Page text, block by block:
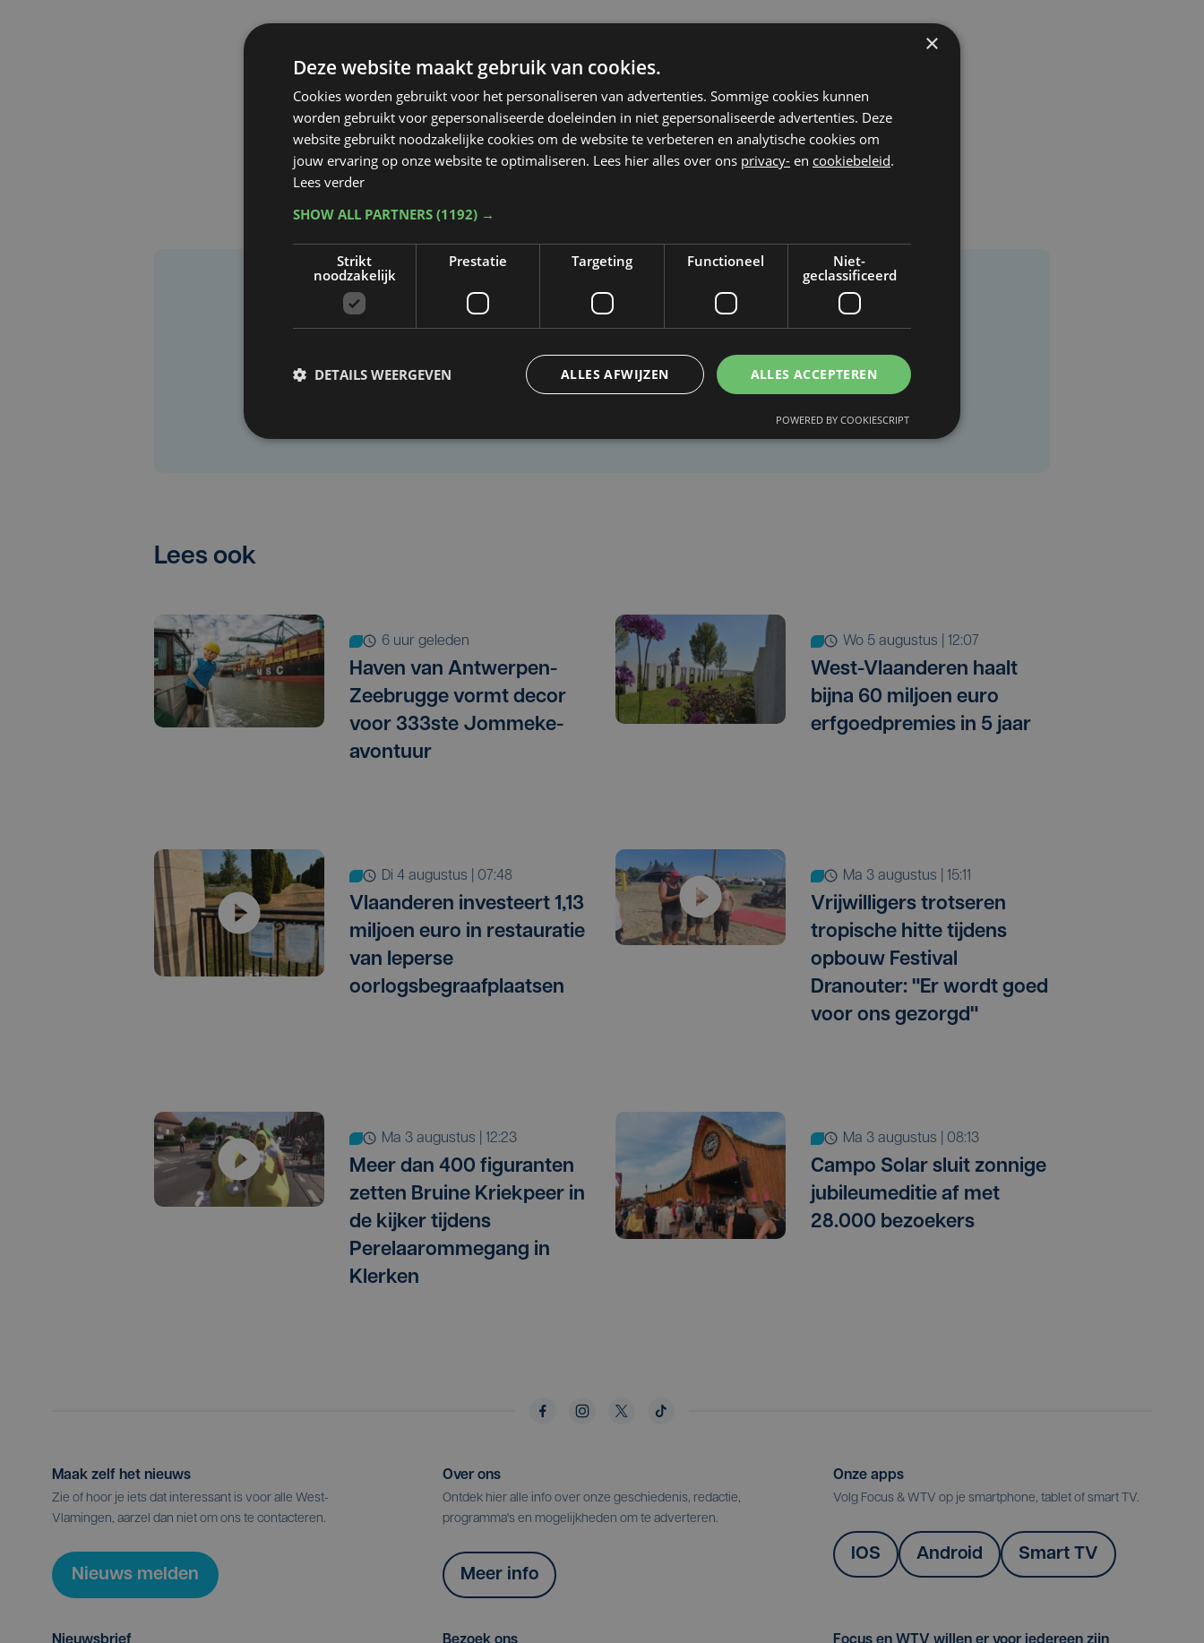
Taalfout opgemerkt?
Laat het ons weten
Lees ook
6 uur geleden
Haven van Antwerpen-
Zeebrugge vormt decor
voor 333ste Jommeke-
avontuur
wo 5 augustus | 12:07
West-Vlaanderen haalt
bijna 60 miljoen euro
erfgoedpremies in 5 jaar
di 4 augustus | 07:48
Vlaanderen investeert 1,13
miljoen euro in restauratie
van Ieperse
oorlogsbegraafplaatsen
ma 3 augustus | 15:11
Vrijwilligers trotseren
tropische hitte tijdens
opbouw Festival
Dranouter: "Er wordt goed
voor ons gezorgd"
ma 3 augustus | 12:23
Meer dan 400 figuranten
zetten Bruine Kriekpeer in
de kijker tijdens
Perelaarommegang in
Klerken
ma 3 augustus | 08:13
Campo Solar sluit zonnige
jubileumeditie af met
28.000 bezoekers
Maak zelf het nieuws
Zie of hoor je iets dat interessant is voor alle West-
Vlamingen, aarzel dan niet om ons te contacteren.
Nieuws melden
Over ons
Ontdek hier alle info over onze geschiedenis, redactie,
programma's en mogelijkheden om te adverteren.
Meer info
Onze apps
Volg Focus & WTV op je smartphone, tablet of smart TV.
IOS Android Smart TV
Nieuwsbrief Bezoek ons Focus en WTV willen er voor iedereen zijn
×
Deze website maakt gebruik van cookies.
Cookies worden gebruikt voor het personaliseren van advertenties. Sommige cookies kunnen
worden gebruikt voor gepersonaliseerde doeleinden in niet gepersonaliseerde advertenties. Deze
website gebruikt noodzakelijke cookies om de website te verbeteren en analytische cookies om
jouw ervaring op onze website te optimaliseren. Lees hier alles over ons privacy- en cookiebeleid.
Lees verder
SHOW ALL PARTNERS (1192) →
Strikt
noodzakelijk
Prestatie Targeting Functioneel
Niet-
geclassificeerd
ALLES ACCEPTEREN
ALLES AFWIJZEN
DETAILS WEERGEVEN
POWERED BY COOKIESCRIPT